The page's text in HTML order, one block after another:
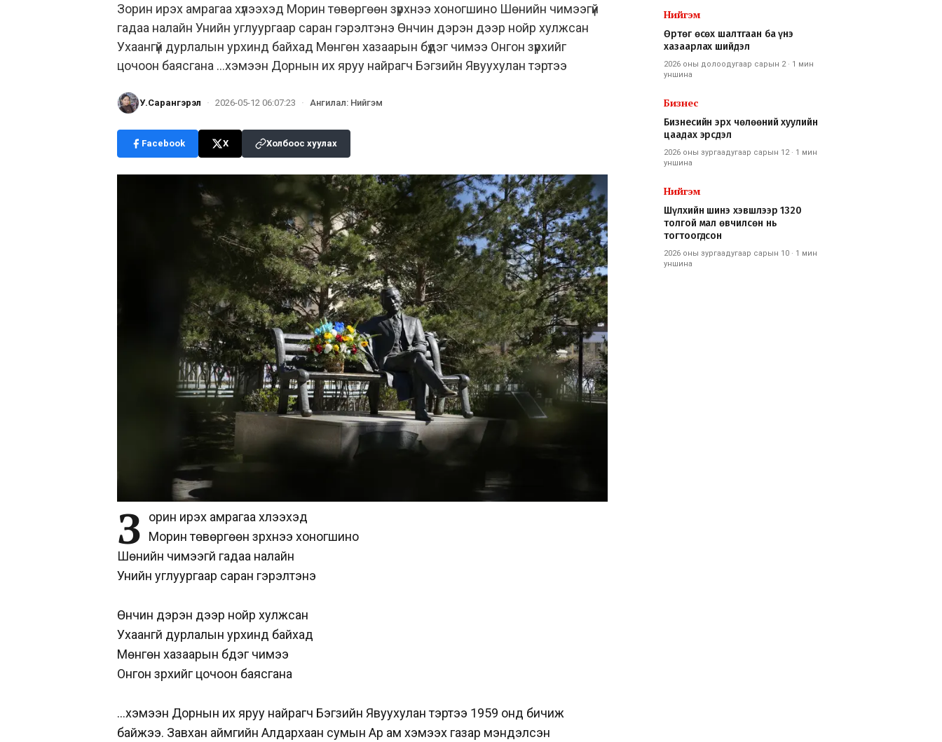
Зорин ирэх амрагаа хүлээхэд Морин төвөргөөн зүрхнээ хоногшино Шөнийн чимээгүй
гадаа налайн Унийн углуургаар саран гэрэлтэнэ Өнчин дэрэн дээр нойр хулжсан
Ухаангүй дурлалын урхинд байхад Мөнгөн хазаарын бүдэг чимээ Онгон зүрхийг
цочоон баясгана …хэмээн Дорнын их яруу найрагч Бэгзийн Явуухулан тэртээ
У.Сарангэрэл · 2026-05-12 06:07:23 · Ангилал: Нийгэм
Facebook X Холбоос хуулах
З
орин ирэх амрагаа хүлээхэд
Морин төвөргөөн зүрхнээ хоногшино
Шөнийн чимээгүй гадаа налайн
Унийн углуургаар саран гэрэлтэнэ
Өнчин дэрэн дээр нойр хулжсан
Ухаангүй дурлалын урхинд байхад
Мөнгөн хазаарын бүдэг чимээ
Онгон зүрхийг цочоон баясгана
…хэмээн Дорнын их яруу найрагч Бэгзийн Явуухулан тэртээ 1959 онд бичиж
байжээ. Завхан аймгийн Алдархаан сумын Ар ам хэмээх газар мэндэлсэн
Нийгэм
Өртөг өсөх шалтгаан ба үнэ
хазаарлах шийдэл
2026 оны долоодугаар сарын 2· 1 мин
уншина
Бизнес
Бизнесийн эрх чөлөөний хуулийн
цаадах эрсдэл
2026 оны зургаадугаар сарын 12· 1 мин
уншина
Нийгэм
Шүлхийн шинэ хэвшлээр 1320
толгой мал өвчилсөн нь
тогтоогдсон
2026 оны зургаадугаар сарын 10 · 1 мин
уншина